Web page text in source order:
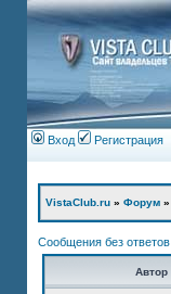
Вход Регистрация
VistaClub.ru » Форум »
Сообщения без ответов
Автор